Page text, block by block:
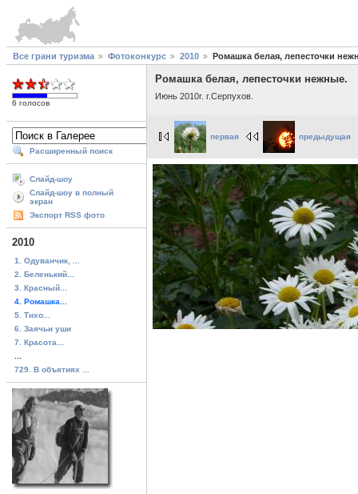
Все грани туризма Фотоконкурс 2010 Ромашка белая, лепесточки
6 голосов
Расширенный поиск
Слайд-шоу
Слайд-шоу в полный
экран
Экспорт RSS фото
2010
1. Одуванчик, ...
2. Беленький...
3. Красный...
4. Ромашка...
5. Тихо...
6. Заячьи уши
7. Красота...
729. В объятиях ...
Ромашка белая, лепесточки нежные.
Июнь 2010г. г.Серпухов.
первая предыдущая